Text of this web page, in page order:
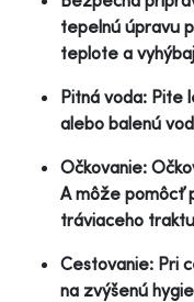
tepelnú úpravu
teplote a
Pitná voda: Pite
alebo balenú
Očkovanie:
A môže pomôcť
tráviaceho
Cestovanie: Pri
na zvýšenú